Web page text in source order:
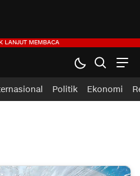
Politik Ekonomi